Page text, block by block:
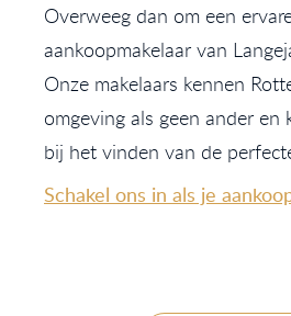
Overweeg dan om een
aankoopmakelaar van
Onze makelaars kennen
omgeving als geen ander en
bij het vinden van de
Schakel ons in als je